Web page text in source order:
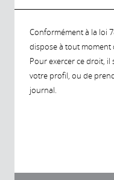
Conformément à la loi
dispose à tout moment
Pour exercer ce droit,
votre profil, ou de
journal.